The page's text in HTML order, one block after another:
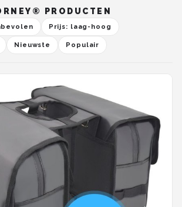
PRODUCTEN
Prijs: laag-hoog
Nieuwste Populair